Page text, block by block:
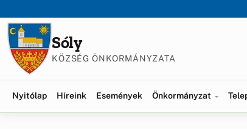
Sóly
KÖZSÉG ÖNKORMÁNYZATA
Nyitólap Híreink Események Önkormányzat